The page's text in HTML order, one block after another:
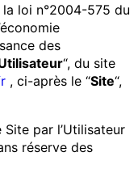
loi n°2004-575 du
des
“, du site
, ci-après le “Site“,
par l’Utilisateur
réserve des